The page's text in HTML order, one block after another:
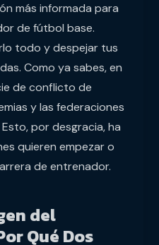
más informada para
de fútbol base.
todo y despejar tus
Como ya sabes, en
de conflicto de
y las federaciones
por desgracia, ha
quieren empezar o
de entrenador.
del
Qué Dos